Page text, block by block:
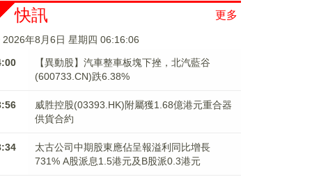
更多
快訊
2026年8月6日 星期四 06:16:07
【異動股】汽車整車板塊下挫，北汽藍谷
(600733.CN)跌6.38%
威胜控股(03393.HK)附屬獲1.68億港元重合器
供貨合約
太古公司中期股東應佔呈報溢利同比增長
731% A股派息1.5港元及B股派0.3港元